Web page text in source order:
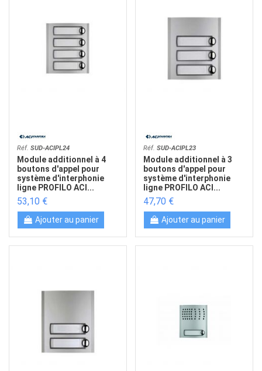
Réf.SUD-ACIPL24
Module additionnel à 4
boutons d'appel pour
système d'interphonie
ligne PROFILO ACI...
53,10 €
Ajouter au panier
Réf.SUD-ACIPL23
Module additionnel à 3
boutons d'appel pour
système d'interphonie
ligne PROFILO ACI...
47,70 €
Ajouter au panier